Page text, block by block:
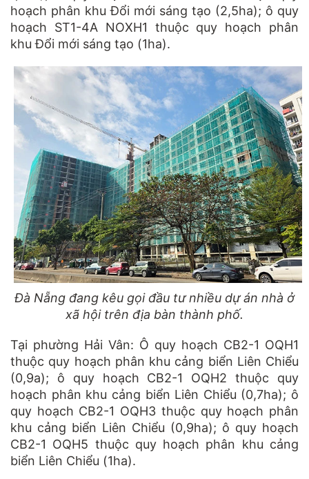
hoạch phân khu Đổi mới sáng tạo (2,5ha); ô quy
hoạch ST1-4A NOXH1 thuộc quy hoạch phân
khu Đổi mới sáng tạo (1ha).
Đà Nẵng đang kêu gọi đầu tư nhiều dự án nhà ở
xã hội trên địa bàn thành phố.
Tại phường Hải Vân: Ô quy hoạch CB2-1 OQH1
thuộc quy hoạch phân khu cảng biển Liên Chiểu
(0,9a); ô quy hoạch CB2-1 OQH2 thuộc quy
hoạch phân khu cảng biển Liên Chiểu (0,7ha); ô
quy hoạch CB2-1 OQH3 thuộc quy hoạch phân
khu cảng biển Liên Chiểu (0,9ha); ô quy hoạch
CB2-1 OQH5 thuộc quy hoạch phân khu cảng
biển Liên Chiểu (1ha).